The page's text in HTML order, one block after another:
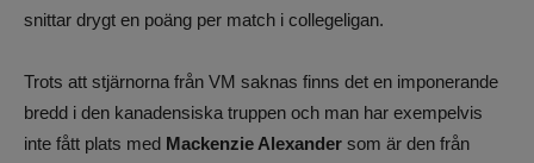
snittar drygt en poäng per match i collegeligan.
Trots att stjärnorna från VM saknas finns det en imponerande
bredd i den kanadensiska truppen och man har exempelvis
inte fått plats med Mackenzie Alexander som är den från